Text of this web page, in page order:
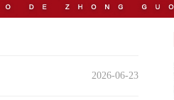
2026-06-23